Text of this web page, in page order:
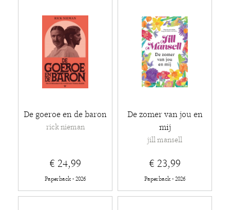
De goeroe en de baron
rick nieman
€ 24,99
Paperback - 2026
De zomer van jou en
mij
jill mansell
€ 23,99
Paperback - 2026